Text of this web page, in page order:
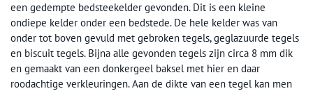
een gedempte bedsteekelder gevonden. Dit is een kleine
ondiepe kelder onder een bedstede. De hele kelder was van
onder tot boven gevuld met gebroken tegels, geglazuurde tegels
en biscuit tegels. Bijna alle gevonden tegels zijn circa 8 mm dik
en gemaakt van een donkergeel baksel met hier en daar
roodachtige verkleuringen. Aan de dikte van een tegel kan men